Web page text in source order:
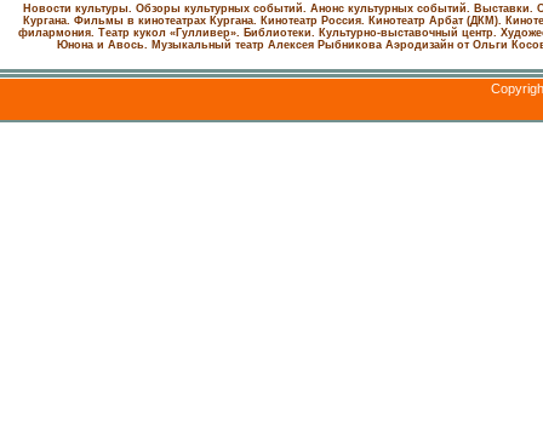
Новости культуры. Обзоры культурных событий. Анонс культурных событий. Выставки.
Кургана. Фильмы в кинотеатрах Кургана.
Кинотеатр Россия. Кинотеатр Арбат (ДКМ).
филармония. Театр кукол «Гулливер». Библиотеки. Культурно-выставочный центр.
Юнона и Авось. Музыкальный театр Алексея Рыбникова Аэродизайн от Ольги